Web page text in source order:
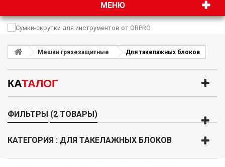
МЕНЮ
Мешки грязезащитные Для такелажных блоков
КАТАЛОГ
ФИЛЬТРЫ (2 ТОВАРЫ)
КАТЕГОРИЯ : ДЛЯ ТАКЕЛАЖНЫХ БЛОКОВ